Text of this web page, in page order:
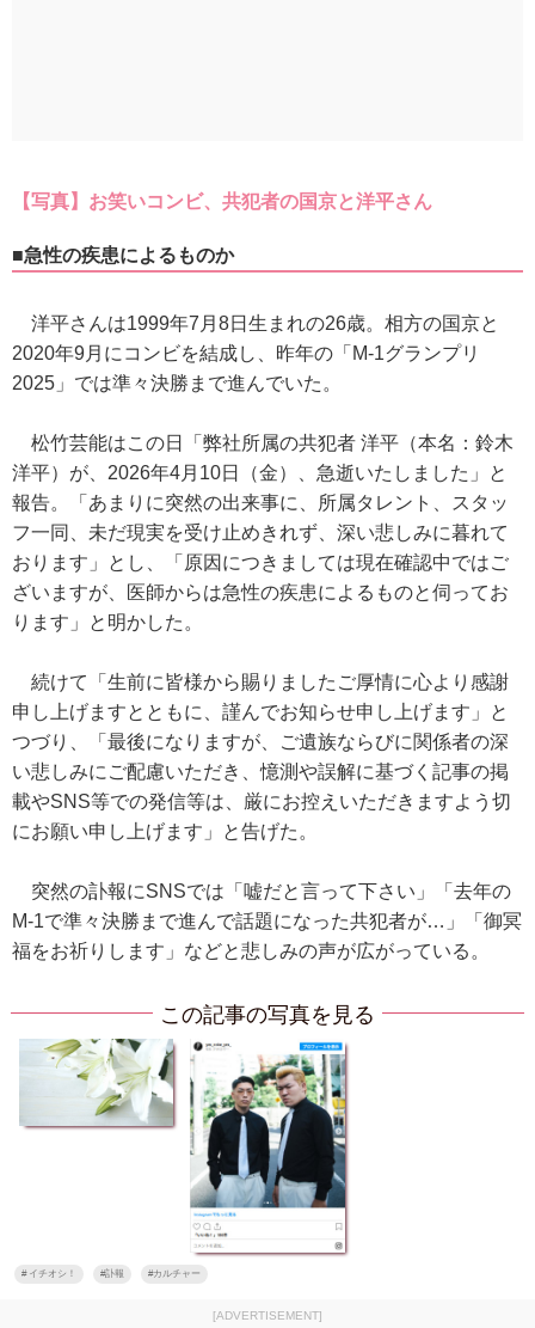
【写真】お笑いコンビ、共犯者の国京と洋平さん
■急性の疾患によるものか
洋平さんは1999年7月8日生まれの26歳。相方の国京と
2020年9月にコンビを結成し、昨年の「M‐1グランプリ
2025」では準々決勝まで進んでいた。
松竹芸能はこの日「弊社所属の共犯者 洋平（本名：鈴木
洋平）が、2026年4月10日（金）、急逝いたしました」と
報告。「あまりに突然の出来事に、所属タレント、スタッ
フ一同、未だ現実を受け止めきれず、深い悲しみに暮れて
おります」とし、「原因につきましては現在確認中ではご
ざいますが、医師からは急性の疾患によるものと伺ってお
ります」と明かした。
続けて「生前に皆様から賜りましたご厚情に心より感謝
申し上げますとともに、謹んでお知らせ申し上げます」と
つづり、「最後になりますが、ご遺族ならびに関係者の深
い悲しみにご配慮いただき、憶測や誤解に基づく記事の掲
載やSNS等での発信等は、厳にお控えいただきますよう切
にお願い申し上げます」と告げた。
突然の訃報にSNSでは「嘘だと言って下さい」「去年の
M-1で準々決勝まで進んで話題になった共犯者が…」「御冥
福をお祈りします」などと悲しみの声が広がっている。
この記事の写真を見る
#イチオシ！ #訃報 #カルチャー
[ADVERTISEMENT]